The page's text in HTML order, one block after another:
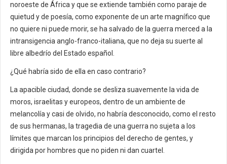
noroeste de África y que se extiende también como paraje de
quietud y de poesía, como exponente de un arte magnífico que
no quiere ni puede morir, se ha salvado de la guerra merced a la
intransigencia anglo-franco-italiana, que no deja su suerte al
libre albedrío del Estado español.
¿Qué habría sido de ella en caso contrario?
La apacible ciudad, donde se desliza suavemente la vida de
moros, israelitas y europeos, dentro de un ambiente de
melancolía y casi de olvido, no habría desconocido, como el resto
de sus hermanas, la tragedia de una guerra no sujeta a los
límites que marcan los principios del derecho de gentes, y
dirigida por hombres que no piden ni dan cuartel.